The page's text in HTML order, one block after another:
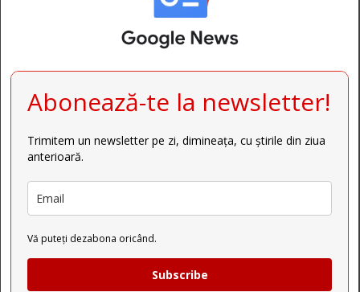
Abonează-te la newsletter!
Trimitem un newsletter pe zi, dimineața, cu știrile din ziua
anterioară.
Vă puteți dezabona oricând.
Subscribe